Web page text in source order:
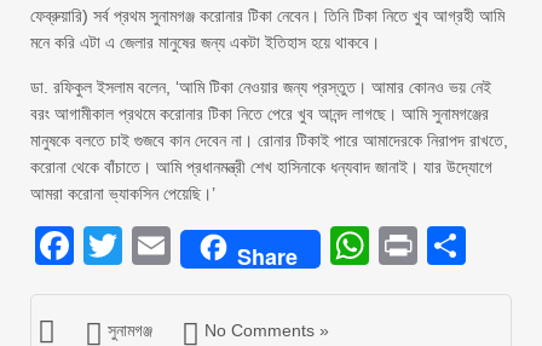
ফেব্রুয়ারি) সর্ব প্রথম সুনামগঞ্জ করোনার টিকা নেবেন। তিনি টিকা নিতে খুব আগ্রহী আমি
মনে করি এটা এ জেলার মানুষের জন্য একটা ইতিহাস হয়ে থাকবে।
ডা. রফিকুল ইসলাম বলেন, ‘আমি টিকা নেওয়ার জন্য প্রস্তুত। আমার কোনও ভয় নেই
বরং আগামীকাল প্রথমে করোনার টিকা নিতে পেরে খুব আনন্দ লাগছে। আমি সুনামগঞ্জের
মানুষকে বলতে চাই গুজবে কান দেবেন না। রোনার টিকাই পারে আমাদেরকে নিরাপদ রাখতে,
করোনা থেকে বাঁচাতে। আমি প্রধানমন্ত্রী শেখ হাসিনাকে ধন্যবাদ জানাই। যার উদ্যোগে
আমরা করোনা ভ্যাকসিন পেয়েছি।’
Facebook
Twitter
EmailShare Print
সুনামগঞ্জ No Comments »